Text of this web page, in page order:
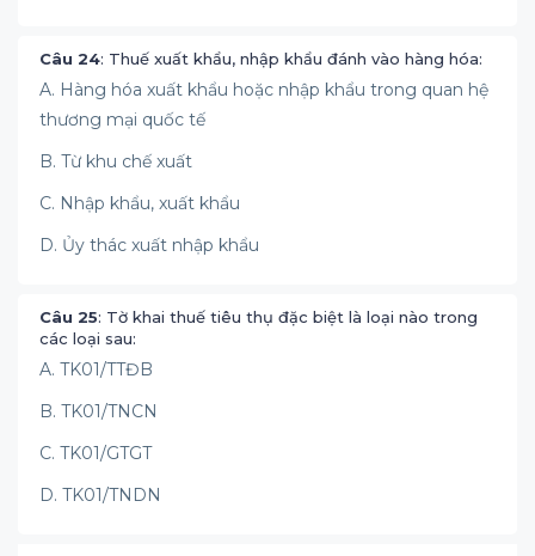
Câu 24: Thuế xuất khẩu, nhập khẩu đánh vào hàng hóa:
A. Hàng hóa xuất khẩu hoặc nhập khẩu trong quan hệ
thương mại quốc tế
B. Từ khu chế xuất
C. Nhập khẩu, xuất khẩu
D. Ủy thác xuất nhập khẩu
Câu 25: Tờ khai thuế tiêu thụ đặc biệt là loại nào trong
các loại sau:
A. TK01/TTĐB
B. TK01/TNCN
C. TK01/GTGT
D. TK01/TNDN